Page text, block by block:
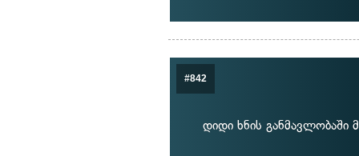
#842
დიდი ხნის განმავლობაში